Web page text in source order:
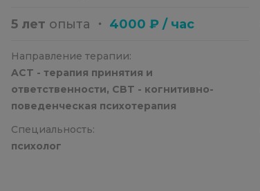
5 лет опыта ・ 4000 ₽ / час
Направление терапии:
ACT - терапия принятия и
ответственности, CBT - когнитивно-
поведенческая психотерапия
Специальность:
психолог